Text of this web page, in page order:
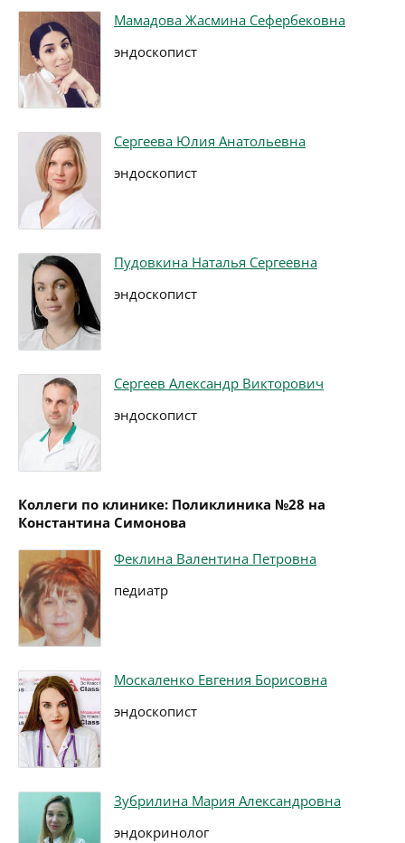
Мамадова Жасмина Сефербековна
эндоскопист
Сергеева Юлия Анатольевна
эндоскопист
Пудовкина Наталья Сергеевна
эндоскопист
Сергеев Александр Викторович
эндоскопист
Коллеги по клинике: Поликлиника №28 на
Константина Симонова
Феклина Валентина Петровна
педиатр
Москаленко Евгения Борисовна
эндоскопист
Зубрилина Мария Александровна
эндокринолог